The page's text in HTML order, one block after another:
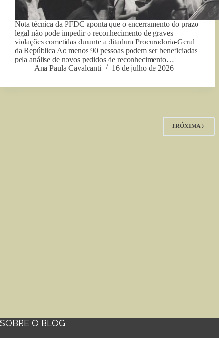
Nota técnica da PFDC aponta que o encerramento do prazo
legal não pode impedir o reconhecimento de graves
violações cometidas durante a ditadura Procuradoria-Geral
da República Ao menos 90 pessoas podem ser beneficiadas
pela análise de novos pedidos de reconhecimento…
Ana Paula Cavalcanti
16 de julho de 2026
PRÓXIMA
SOBRE O BLOG